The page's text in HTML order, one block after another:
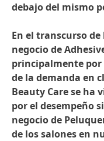
debajo del mismo
En el transcurso de
negocio de
principalmente
de la demanda en
Beauty Care se ha
por el desempeño
negocio de
de los salones en